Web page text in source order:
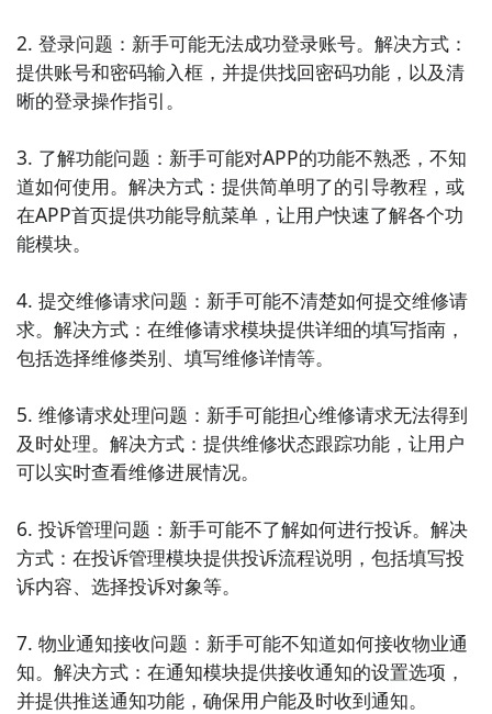
2. 登录问题：新手可能无法成功登录账号。解决方式：
提供账号和密码输入框，并提供找回密码功能，以及清
晰的登录操作指引。
3. 了解功能问题：新手可能对APP的功能不熟悉，不知
道如何使用。解决方式：提供简单明了的引导教程，或
在APP首页提供功能导航菜单，让用户快速了解各个功
能模块。
4. 提交维修请求问题：新手可能不清楚如何提交维修请
求。解决方式：在维修请求模块提供详细的填写指南，
包括选择维修类别、填写维修详情等。
5. 维修请求处理问题：新手可能担心维修请求无法得到
及时处理。解决方式：提供维修状态跟踪功能，让用户
可以实时查看维修进展情况。
6. 投诉管理问题：新手可能不了解如何进行投诉。解决
方式：在投诉管理模块提供投诉流程说明，包括填写投
诉内容、选择投诉对象等。
7. 物业通知接收问题：新手可能不知道如何接收物业通
知。解决方式：在通知模块提供接收通知的设置选项，
并提供推送通知功能，确保用户能及时收到通知。